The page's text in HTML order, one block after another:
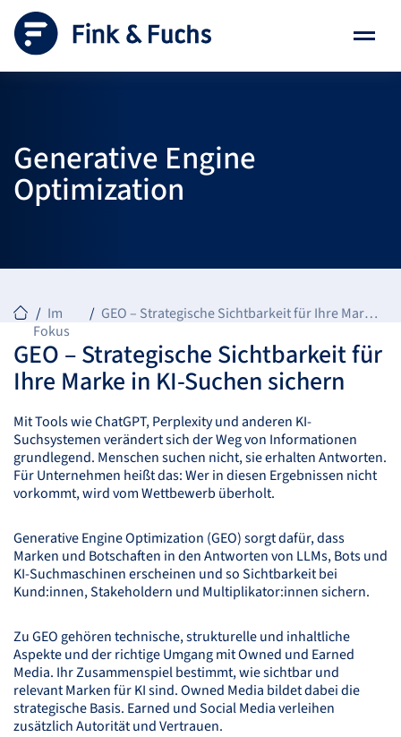
Generative Engine
Optimization
Im
Fokus
GEO – Strategische Sichtbarkeit für Ihre Marke in KI-Suchen sichern
GEO – Strategische Sichtbarkeit für
Ihre Marke in KI-Suchen sichern
Mit Tools wie ChatGPT, Perplexity und anderen KI-
Suchsystemen verändert sich der Weg von Informationen
grundlegend. Menschen suchen nicht, sie erhalten Antworten.
Für Unternehmen heißt das: Wer in diesen Ergebnissen nicht
vorkommt, wird vom Wettbewerb überholt.
Generative Engine Optimization (GEO) sorgt dafür, dass
Marken und Botschaften in den Antworten von LLMs, Bots und
KI-Suchmaschinen erscheinen und so Sichtbarkeit bei
Kund:innen, Stakeholdern und Multiplikator:innen sichern.
ZuGEO gehören technische, strukturelle und inhaltliche
Aspekte und der richtige Umgang mit Owned und Earned
Media. Ihr Zusammenspiel bestimmt, wie sichtbar und
relevant Marken für KI sind. Owned Media bildet dabei die
strategische Basis. Earned und Social Media verleihen
zusätzlich Autorität und Vertrauen.